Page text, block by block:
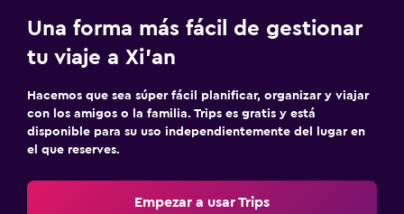
Una forma más fácil de gestionar
tu viaje a Xi'an
Hacemos que sea súper fácil planificar, organizar y viajar
con los amigos o la familia. Trips es gratis y está
disponible para su uso independientemente del lugar en
el que reserves.
Empezar a usar Trips